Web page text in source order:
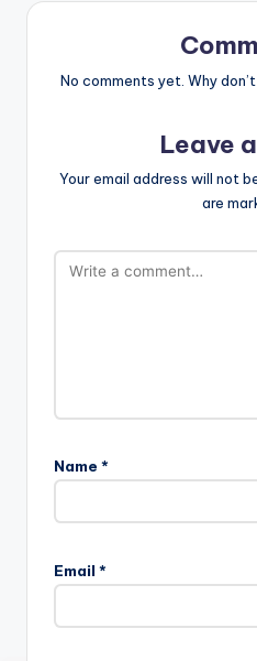
No comments yet. Why
Leave
Your email address will not
are
Name *
Email *